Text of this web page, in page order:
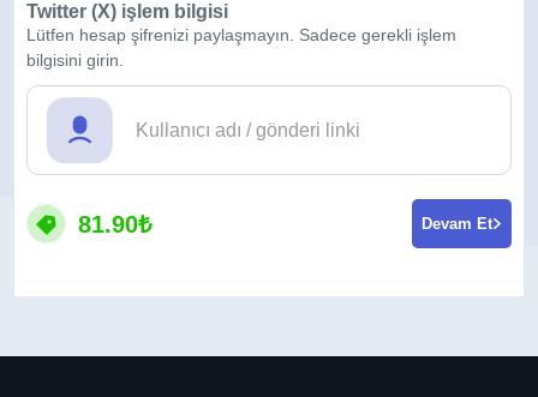
Twitter (X) işlem bilgisi
Lütfen hesap şifrenizi paylaşmayın. Sadece gerekli işlem
bilgisini girin.
81.90₺ Devam Et